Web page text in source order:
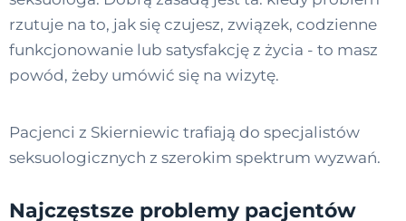
rzutuje na to, jak się czujesz, związek, codzienne
funkcjonowanie lub satysfakcję z życia - to masz
powód, żeby umówić się na wizytę.
Pacjenci z Skierniewic trafiają do specjalistów
seksuologicznych z szerokim spektrum wyzwań.
Najczęstsze problemy pacjentów